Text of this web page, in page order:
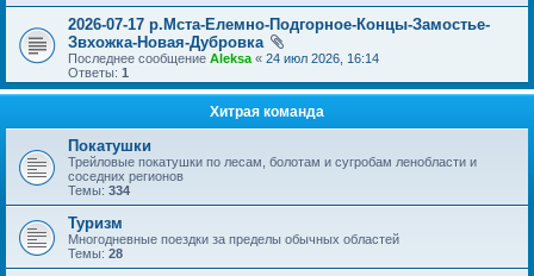
2026-07-17 р.Мста-Елемно-Подгорное-Концы-Замостье-
Звхожка-Новая-Дубровка
Последнее сообщение Aleksa « 24 июл 2026, 16:14
Ответы: 1
Хитрая команда
Покатушки
Трейловые покатушки по лесам, болотам и сугробам ленобласти и
соседних регионов
Темы: 334
Туризм
Многодневные поездки за пределы обычных областей
Темы: 28